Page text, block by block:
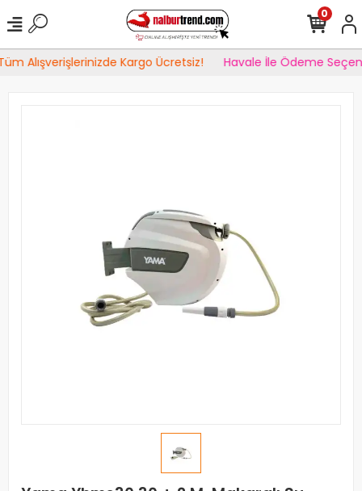
Alışverişlerinizde Kargo Ücretsiz! Havale İle Ödeme
0